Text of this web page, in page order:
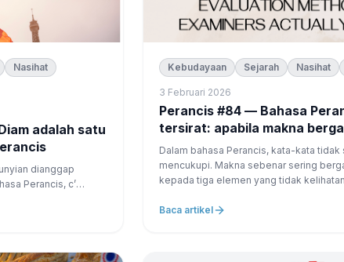
Nasihat
Perancis, c’
Kebudayaan Sejarah Nasihat
3 Februari 2026
Perancis #84 — Bahasa
tersirat: apabila makna
kepada konteks
Dalam bahasa Perancis, kata-kata tidak
mencukupi. Makna sebenar sering
kepada tiga elemen yang tidak
frasa boleh ikhlas, atau sebaliknya kabur,
Baca artikel